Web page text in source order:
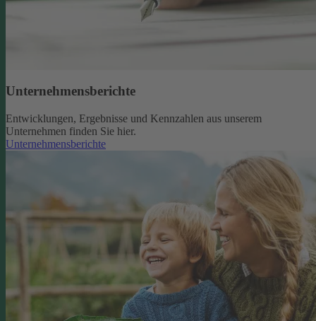
Unternehmensberichte
Entwicklungen, Ergebnisse und Kennzahlen aus unserem
Unternehmen finden Sie hier.
Unternehmensberichte